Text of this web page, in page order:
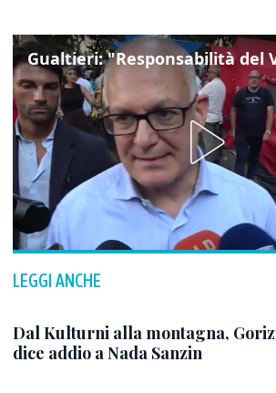
LEGGI ANCHE
Dal Kulturni alla montagna,
dice addio a Nada Sanzin